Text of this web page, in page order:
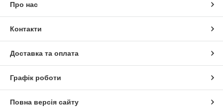
Про нас
Контакти
Доставка та оплата
Графік роботи
Повна версія сайту